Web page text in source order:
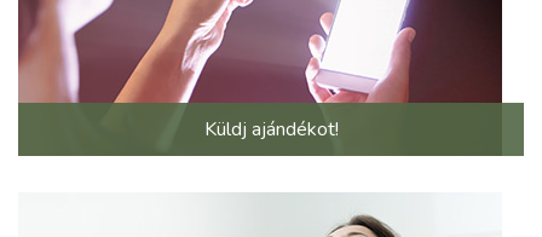
Küldj ajándékot!